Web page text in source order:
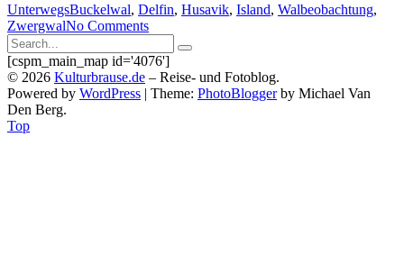
UnterwegsBuckelwal, Delfin, Husavik, Island, Walbeobachtung,
ZwergwalNo Comments
Search
for:
Search
[cspm_main_map id='4076']
© 2026 Kulturbrause.de – Reise- und Fotoblog.
Powered by WordPress | Theme: PhotoBloggerby Michael Van
Den Berg.
Top